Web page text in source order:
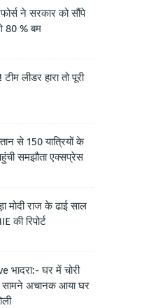
ने सरकार को सौंपे
80 % बम
लीडर हारा तो पूरी
से 150 यात्रियों के
समझौता एक्सप्रेस
मोदी राज के ढाई साल
की रिपोर्ट
भादरा:- घर में चोरी
अचानक आया घर